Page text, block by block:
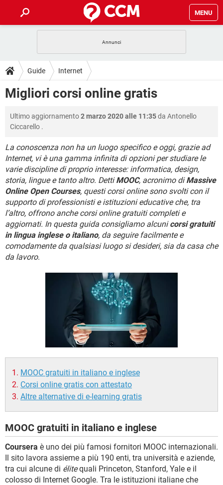
MENU
INTRATTENIMENTO
iOS WINDOWS 10
TIKTOK
GUIDE
COVID-19
INTRATTENIMENTO ANDROID
iOS WINDOWS 10
TIKTOK FACEBOOK
HARDWARE
DOWNLOAD
INTRATTENIMENTO
INSTAGRAM WHATSAPP
TIKTOK FACEBOOK
HARDWARE
FORUM
INTRATTENIMENTO ANDROID
iOS WINDOWS 10
INSTAGRAM WHATSAPP
TIKTOK FACEBOOK
HARDWARE
COVID-19 GAMING
INTRATTENIMENTO ANDROID
iOS WINDOWS 10
INSTAGRAM WHATSAPP
TIKTOK FACEBOOK
HARDWARE
Guide Internet
Migliori corsi online gratis
Ultimo aggiornamento2 marzo 2020 alle 11:35da Antonello
Ciccarello .
La conoscenza non ha un luogo specifico e oggi, grazie ad
Internet, vi è una gamma infinita di opzioni per studiare le
varie discipline di proprio interesse: informatica, design,
storia, lingue e tanto altro. DettiMOOC, acronimo diMassive
Online Open Courses, questi corsi online sono svolti con il
supporto di professionisti e istituzioni educative che, tra
l’altro, offrono anche corsi online gratuiti completi e
aggiornati. In questa guida consigliamo alcunicorsi gratuiti
in lingua inglese o italiano, da seguire facilmente e
comodamente da qualsiasi luogo si desideri, sia da casa che
da lavoro.
MOOC gratuiti in italiano e inglese
Corsi online gratis con attestato
Altre alternative di e-learning gratis
MOOC gratuiti in italiano e inglese
Coursera è uno dei più famosi fornitori MOOC internazionali.
Il sito lavora assieme a più 190 enti, tra università e aziende,
tra cui alcune di élitequali Princeton, Stanford, Yale e il
colosso di Internet Google. Tra le istituzioni italiane che